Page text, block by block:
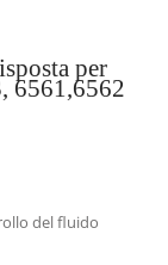
per
6561,6562
del fluido